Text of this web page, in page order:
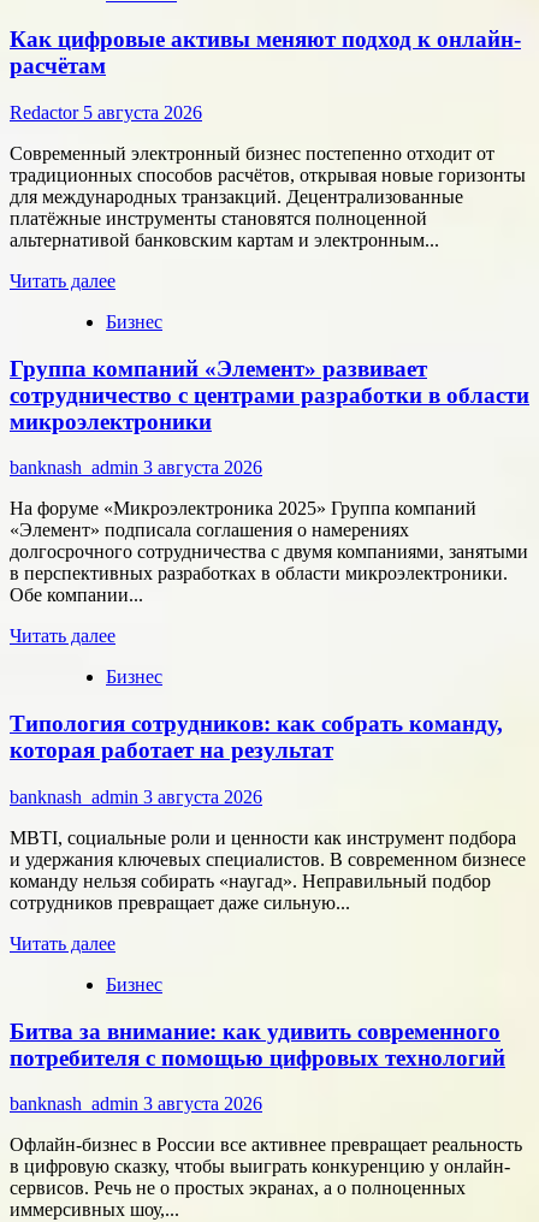
Как цифровые активы меняют подход к онлайн-
расчётам
Redactor 5 августа 2026
Современный электронный бизнес постепенно отходит от
традиционных способов расчётов, открывая новые горизонты
для международных транзакций. Децентрализованные
платёжные инструменты становятся полноценной
альтернативой банковским картам и электронным...
Читать далееПрочитать
о
цифровые
активы
меняют
подход
онлайн-
Бизнес
Группа компаний «Элемент» развивает
сотрудничество с центрами разработки в области
микроэлектроники
banknash_admin 3 августа 2026
На форуме «Микроэлектроника 2025» Группа компаний
«Элемент» подписала соглашения о намерениях
долгосрочного сотрудничества с двумя компаниями, занятыми
в перспективных разработках в области микроэлектроники.
Обе компании...
Читать далееПрочитать
о
компаний
«Элемент»
развивает
сотрудничество
с
центрами
разработки
в
области
микроэлектроники
Бизнес
Типология сотрудников: как собрать команду,
которая работает на результат
banknash_admin 3 августа 2026
MBTI, социальные роли и ценности как инструмент подбора
и удержания ключевых специалистов. В современном бизнесе
команду нельзя собирать «наугад». Неправильный подбор
сотрудников превращает даже сильную...
Читать далееПрочитать
о
сотрудников:
как
собрать
команду,
которая
работает
на
результат
Бизнес
Битва за внимание: как удивить современного
потребителя с помощью цифровых технологий
banknash_admin 3 августа 2026
Офлайн-бизнес в России все активнее превращает реальность
в цифровую сказку, чтобы выиграть конкуренцию у онлайн-
сервисов. Речь не о простых экранах, а о полноценных
иммерсивных шоу,...